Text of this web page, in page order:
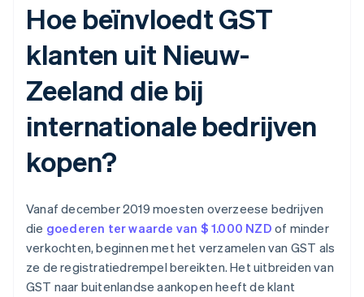
Hoe beïnvloedt GST
klanten uit Nieuw-
Zeeland die bij
internationale bedrijven
kopen?
Vanaf december 2019 moesten overzeese bedrijven
die goederen ter waarde van $ 1.000 NZD of minder
verkochten, beginnen met het verzamelen van GST als
ze de registratiedrempel bereikten. Het uitbreiden van
GST naar buitenlandse aankopen heeft de klant